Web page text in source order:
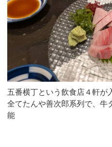
五番横丁という飲食店４軒が
全てたんや善次郎系列で、牛
能